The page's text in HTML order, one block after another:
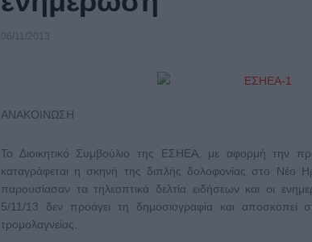
06/11/2013
ΑΝΑΚΟΙΝΩΣΗ
Το Διοικητικό Συμβούλιο της ΕΣΗΕΑ, με αφορμή την
καταγράφεται η σκηνή της διπλής δολοφονίας στο Νέο
παρουσίασαν τα τηλεοπτικά δελτία ειδήσεων και οι
5/11/13 δεν προάγει τη δημοσιογραφία και αποσκοπεί
τρομολαγνείας.